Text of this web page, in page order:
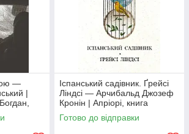
—
|
Іспанський садівник. Ґрейсі
Ліндсі — Арчибальд Джозеф
Кронін | Апріорі, книга
українською, нова, тверда
Готово до відправки